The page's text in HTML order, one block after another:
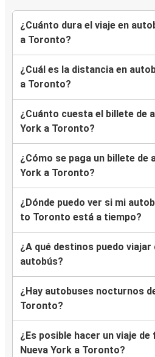
¿Cuánto dura el viaje en
a Toronto?
¿Cuál es la distancia en
a Toronto?
¿Cuánto cuesta el billete de
York a Toronto?
¿Cómo se paga un billete de
York a Toronto?
¿Dónde puedo ver si mi
to Toronto está a tiempo?
¿A qué destinos puedo
autobús?
¿Hay autobuses nocturnos
Toronto?
¿Es posible hacer un viaje de
Nueva York a Toronto?